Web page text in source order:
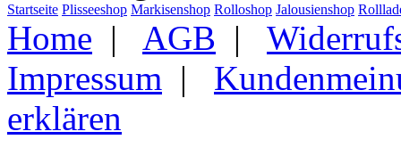
Startseite Plisseeshop Markisenshop Rolloshop Jalousienshop
Home | AGB |
Impressum |
erklären